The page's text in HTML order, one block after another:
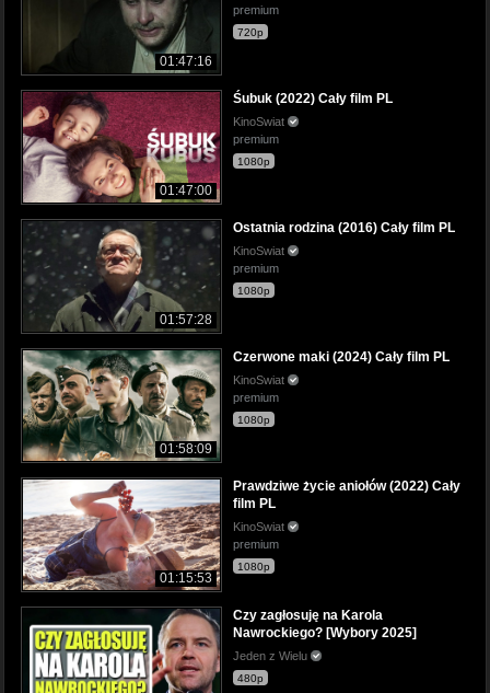
01:47:16
premium
720p
01:47:00
Śubuk (2022) Cały film PL
KinoSwiat
premium
1080p
01:57:28
Ostatnia rodzina (2016) Cały film PL
KinoSwiat
premium
1080p
01:58:09
Czerwone maki (2024) Cały film PL
KinoSwiat
premium
1080p
01:15:53
Prawdziwe życie aniołów (2022) Cały
film PL
KinoSwiat
premium
1080p
Czy zagłosuję na Karola
Nawrockiego? [Wybory 2025]
Jeden z Wielu
480p